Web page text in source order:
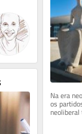
Na era
os